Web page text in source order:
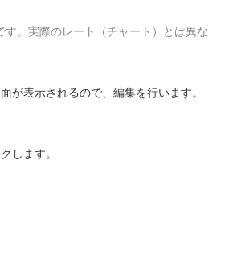
。実際のレート（チャート）とは異な
が表示されるので、編集を行います。
します。